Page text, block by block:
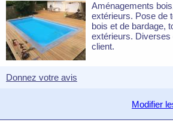
Aménagements
extérieurs. Pose de
bois et de bardage,
extérieurs.
client.
Donnez votre avis
Modifier